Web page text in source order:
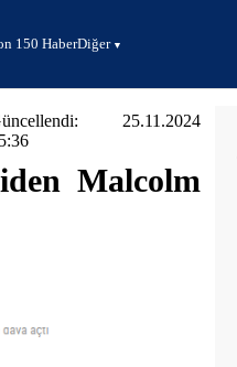
150 HaberDiğer
25.11.2024
Malcolm